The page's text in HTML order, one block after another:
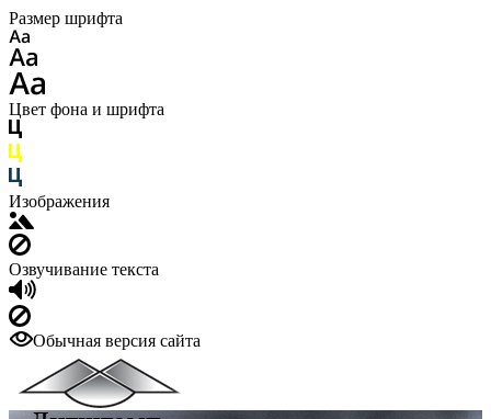
Размер шрифта
Цвет фона и шрифта
Изображения
Озвучивание текста
Обычная версия сайта